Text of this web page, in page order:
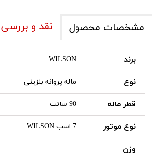
مشخصات محصول نقد و بررسی
برند WILSON
نوع ماله پروانه بنزینی
قطر ماله 90 سانت
نوع موتور 7 اسب WILSON
وزن